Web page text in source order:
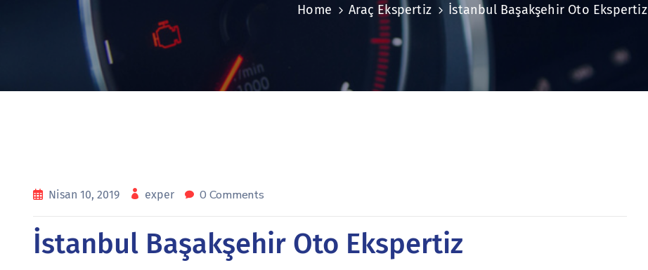
Home Araç Ekspertiz İstanbul Başakşehir Oto Ekspertiz
Nisan 10, 2019 exper 0 Comments
İstanbul Başakşehir Oto Ekspertiz